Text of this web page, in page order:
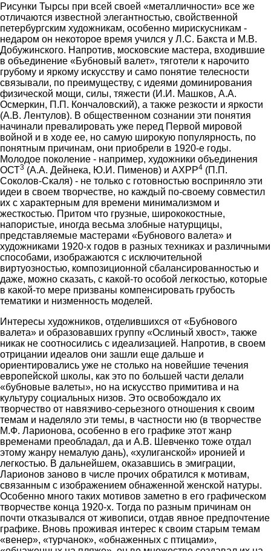
Рисунки Тырсы при всей своей «металличности» все же
отличаются известной элегантностью, свойственной
петербургским художникам, особенно мирискусникам -
недаром он некоторое время учился у Л.С. Бакста и М.В.
Добужинского. Напротив, московские мастера, входившие
в объединение «Бубновый валет», тяготели к нарочито
грубому и яркому искусству и само понятие телесности
связывали, по преимуществу, с идеями доминирования
физической мощи, силы, тяжести (И.И. Машков, А.А.
Осмеркин, П.П. Кончаловский), а также резкости и яркости
(А.В. Лентулов). В общественном сознании эти понятия
начинали превалировать уже перед Первой мировой
войной и в ходе ее, но самую широкую популярность, по
понятным причинам, они приобрели в 1920-е годы.
Молодое поколение - например, художники объединения
ОСТ3 (А.А. Дейнека, Ю.И. Пименов) и АХРР4 (П.П.
Соколов-Скаля) - не только с готовностью восприняло эти
идеи в своем творчестве, но каждый по-своему совместил
их с характерным для времени минимализмом и
жесткостью. Притом что грузные, ширококостные,
напористые, иногда весьма злобные натурщицы,
представляемые мастерами «Бубнового валета» и
художниками 1920-х годов в разных техниках и различными
способами, изображаются с исключительной
виртуозностью, композиционной сбалансированностью и
даже, можно сказать, с какой-то особой легкостью, которые
в какой-то мере призваны компенсировать грубость
тематики и низменность моделей.
Интересы художников, отделившихся от «Бубнового
валета» и образовавших группу «Ослиный хвост», также
никак не соотносились с идеализацией. Напротив, в своем
отрицании идеалов они зашли еще дальше и
ориентировались уже не столько на новейшие течения
европейской школы, как это по большей части делали
«бубновые валеты», но на искусство примитива и на
культуру социальных низов. Это освобождало их
творчество от навязчиво-серьезного отношения к своим
темам и наделяло эти темы, в частности ню (в творчестве
М.Ф. Ларионова, особенно в его графике этот жанр
временами преобладал, да и А.В. Шевченко тоже отдал
этому жанру немалую дань), «хулиганской» иронией и
легкостью. В дальнейшем, оказавшись в эмиграции,
Ларионов заново в числе прочих обратился к мотивам,
связанным с изображением обнаженной женской натуры.
Особенно много таких мотивов заметно в его графическом
творчестве конца 1920-х. Тогда по разным причинам он
почти отказывался от живописи, отдав явное предпочтение
графике. Вновь проживая интерес к своим старым темам
«венер», «турчанок», «обнаженных с птицами»,